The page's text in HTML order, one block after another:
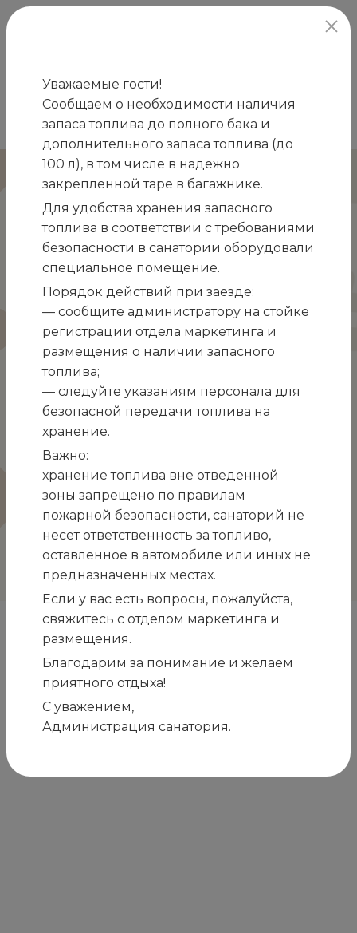
Главная / Отзывы Валера и Марина
Валера и Марина
Хотим выразить благодарность поварам и
обслуживающему персоналу столовой
санатория «Белоруссия» во главе с
администратором Ириной Александровной.
Здесь мы не только наслаждались вкусными и
разнообразными блюдами, но и получали массу
положительных эмоций от обслуживания и
уютной обстановки. Официанты были
исключительно приветливы и внимательны,
создавая доброжелательную атмосферу.
Отдельная благодарность за сказочные качели,
установленные по дороге ко 2 корпусу, которые
прекрасно вписались в интерьер, мимо пройти
невозможно. Это место отдыха, встреч и
общения.
Огромное спасибо всему коллективу саеатория
«Белоруссия» за заботу и внимание к каждому
отдыхающему!
Наши друзья и партнёры
Уважаемые гости!
Сообщаем о необходимости наличия
запаса топлива до полного бака и
дополнительного запаса топлива (до
100 л), в том числе в надежно
закрепленной таре в багажнике.
Для удобства хранения запасного
топлива в соответствии с требованиями
безопасности в санатории оборудовали
специальное помещение.
Порядок действий при заезде:
— сообщите администратору на стойке
регистрации отдела маркетинга и
размещения о наличии запасного
топлива;
— следуйте указаниям персонала для
безопасной передачи топлива на
хранение.
Важно:
хранение топлива вне отведенной
зоны запрещено по правилам
пожарной безопасности, санаторий не
несет ответственность за топливо,
оставленное в автомобиле или иных не
предназначенных местах.
Если у вас есть вопросы, пожалуйста,
свяжитесь с отделом маркетинга и
размещения.
Благодарим за понимание и желаем
приятного отдыха!
С уважением,
Администрация санатория.